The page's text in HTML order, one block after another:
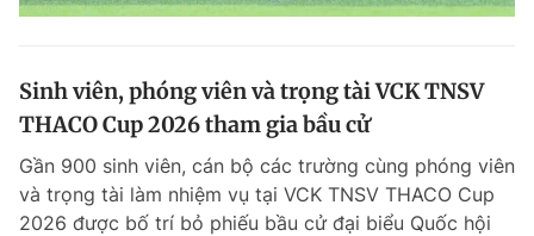
Sinh viên, phóng viên và trọng tài VCK TNSV
THACO Cup 2026 tham gia bầu cử
Gần 900 sinh viên, cán bộ các trường cùng phóng viên
và trọng tài làm nhiệm vụ tại VCK TNSV THACO Cup
2026 được bố trí bỏ phiếu bầu cử đại biểu Quốc hội